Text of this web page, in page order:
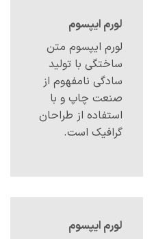
لورم ایپسوم
لورم ایپسوم متن
ساختگی با تولید
سادگی نامفهوم از
صنعت چاپ و با
استفاده از طراحان
گرافیک است.
لورم ایپسوم